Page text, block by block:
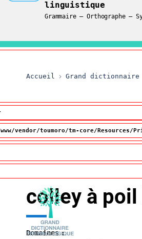
linguistique
Grammaire – Orthographe –
Restreindre aux termes
Accueil Grand dictionnaire
vendor/toumoro/tm-core/
colley à poil
Domaines